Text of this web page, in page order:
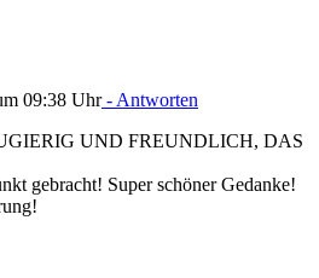
09:38 Uhr- Antworten
UND FREUNDLICH, DAS
gebracht! Super schöner Gedanke!